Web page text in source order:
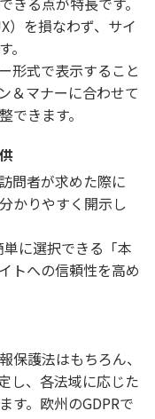
）を損なわず、サイ
形式で表示すること
＆マナーに合わせて
できます。
問者が求めた際に
かりやすく開示し
に選択できる「本
トへの信頼性を高め
保護法はもちろん、
し、各法域に応じた
す。欧州のGDPRで